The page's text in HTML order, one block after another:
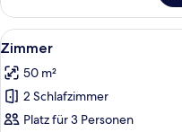
Alle
Fotos
für
Zimmer
anzeigen
2
Zimmer
50 m²
2 Schlafzimmer
Platz für 3 Personen